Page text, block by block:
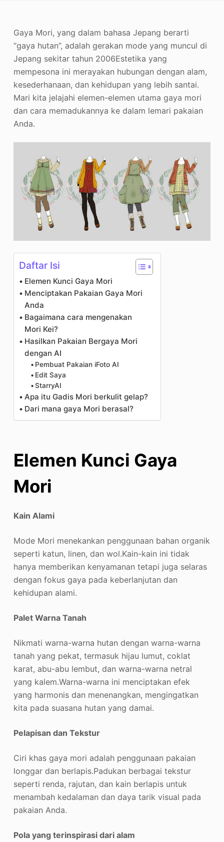
Hak Cipta Gambar
Gaya Mori, yang dalam bahasa Jepang berarti
“gaya hutan”, adalah gerakan mode yang muncul di
Jepang sekitar tahun 2006Estetika yang
mempesona ini merayakan hubungan dengan alam,
kesederhanaan, dan kehidupan yang lebih santai.
Mari kita jelajahi elemen-elemen utama gaya mori
dan cara memadukannya ke dalam lemari pakaian
Anda.
Daftar Isi
Elemen Kunci Gaya Mori
Menciptakan Pakaian Gaya Mori
Anda
Bagaimana cara mengenakan
Mori Kei?
Hasilkan Pakaian Bergaya Mori
dengan AI
Pembuat Pakaian iFoto AI
Edit Saya
StarryAI
Apa itu Gadis Mori berkulit gelap?
Dari mana gaya Mori berasal?
Elemen Kunci Gaya
Mori
Kain Alami
Mode Mori menekankan penggunaan bahan organik
seperti katun, linen, dan wol.Kain-kain ini tidak
hanya memberikan kenyamanan tetapi juga selaras
dengan fokus gaya pada keberlanjutan dan
kehidupan alami.
Palet Warna Tanah
Nikmati warna-warna hutan dengan warna-warna
tanah yang pekat, termasuk hijau lumut, coklat
karat, abu-abu lembut, dan warna-warna netral
yang kalem.Warna-warna ini menciptakan efek
yang harmonis dan menenangkan, mengingatkan
kita pada suasana hutan yang damai.
Pelapisan dan Tekstur
Ciri khas gaya mori adalah penggunaan pakaian
longgar dan berlapis.Padukan berbagai tekstur
seperti renda, rajutan, dan kain berlapis untuk
menambah kedalaman dan daya tarik visual pada
pakaian Anda.
Pola yang terinspirasi dari alam